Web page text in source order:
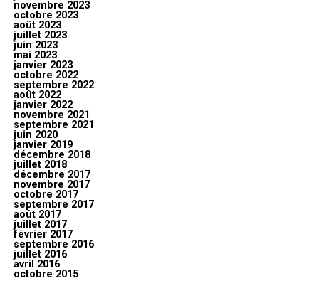
novembre 2023
octobre 2023
août 2023
juillet 2023
juin 2023
mai 2023
janvier 2023
octobre 2022
septembre 2022
août 2022
janvier 2022
novembre 2021
septembre 2021
juin 2020
janvier 2019
décembre 2018
juillet 2018
décembre 2017
novembre 2017
octobre 2017
septembre 2017
août 2017
juillet 2017
février 2017
septembre 2016
juillet 2016
avril 2016
octobre 2015